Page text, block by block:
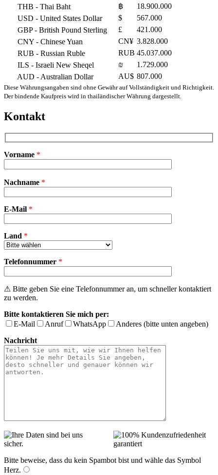
THB - Thai Baht ฿
18.900.000
USD - United States Dollar $
567.000
GBP- British Pound Sterling £
421.000
CNY - Chinese Yuan CN¥ 3.828.000
RUB - Russian Ruble RUB 45.037.000
ILS - Israeli New Sheqel ₪
1.729.000
AUD - Australian Dollar AU$ 807.000
Diese Währungsangaben sind ohne Gewähr auf Vollständigkeit und Richtigkeit.
Der bindende Kaufpreis wird in thailändischer Währung dargestellt.
Kontakt
Vorname *
lasse
leer.
Nachname *
E-Mail *
Land *
Telefonnummer *
⚠ Bitte geben Sie eine Telefonnummer an, um schneller kontaktiert
zu werden.
Bitte kontaktieren Sie mich per:
E-Mail
Anruf WhatsApp
Anderes (bitte unten angeben)
Nachricht
Bitte beweise, dass du kein Spambot bist und wähle das Symbol
Herz.